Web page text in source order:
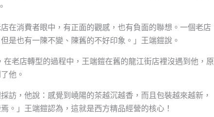
在消費者眼中，有正面的觀感，也有負面的聯想。一個老店
是也有一陳不變、陳舊的不好印象。」王端鎧說。
老店轉型的過程中，王端鎧在舊的龍江街店裡沒遇到他，原
他。
訪，他說：感覺到嶢陽的茶越沉越香，而且包裝越來越新，
。」王端鎧認為，這就是西方精品經營的核心！